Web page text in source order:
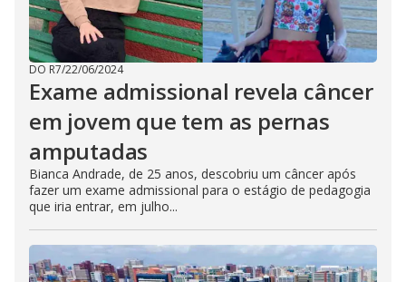
DO R7/22/06/2024
Exame admissional revela câncer
em jovem que tem as pernas
amputadas
Bianca Andrade, de 25 anos, descobriu um câncer após
fazer um exame admissional para o estágio de pedagogia
que iria entrar, em julho...